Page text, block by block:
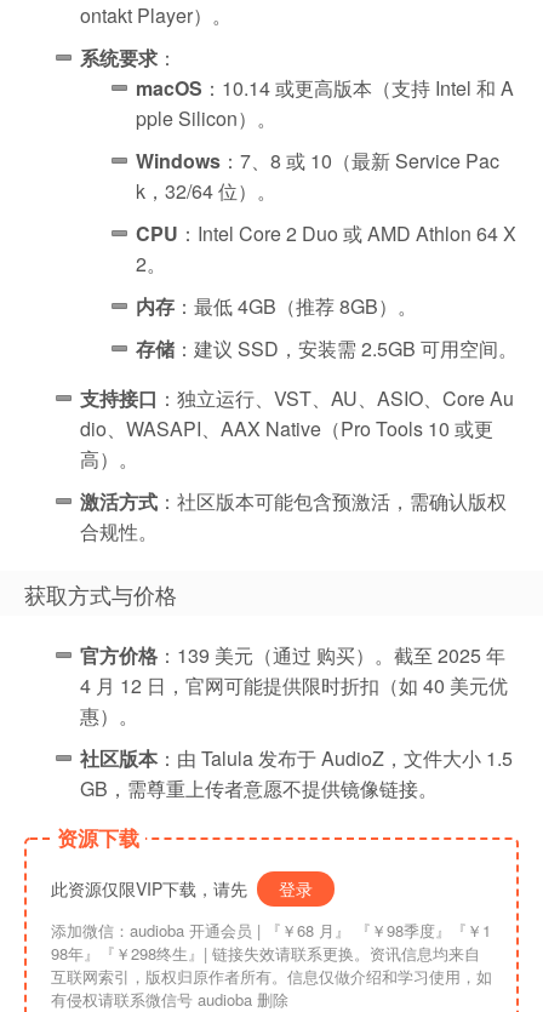
ontakt Player）。
系统要求 ：
macOS ：10.14 或更高版本（支持 Intel 和 A
pple Silicon）。
Windows ：7、8 或 10（最新 Service Pac
k，32/64 位）。
CPU ：Intel Core 2 Duo 或 AMD Athlon 64 X
2。
内存 ：最低 4GB（推荐 8GB）。
存储 ：建议 SSD，安装需 2.5GB 可用空间。
支持接口 ：独立运行、VST、AU、ASIO、Core Au
dio、WASAPI、AAX Native（Pro Tools 10 或更
高）。
激活方式 ：社区版本可能包含预激活，需确认版权
合规性。
获取方式与价格
官方价格 ：139 美元（通过 购买）。截至 2025 年
4 月 12 日，官网可能提供限时折扣（如 40 美元优
惠）。
社区版本：由 Talula 发布于 AudioZ，文件大小 1.5
GB，需尊重上传者意愿不提供镜像链接。
资源下载
此资源仅限VIP下载，请先 登录
添加微信：audioba 开通会员 | 『￥68 月』 『￥98季度』『￥1
98年』『￥298终生』| 链接失效请联系更换。资讯信息均来自
互联网索引，版权归原作者所有。信息仅做介绍和学习使用，如
有侵权请联系微信号 audioba 删除